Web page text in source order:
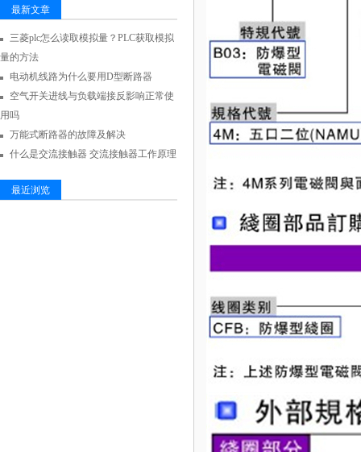
最新文章
三菱plc怎么读取模拟量？PLC获取模拟
量的方法
电动机线路为什么要用D型断路器
空气开关进线与负载端接反影响正常使
用吗
万能式断路器的故障及解决
什么是交流接触器 交流接触器工作原理
最近浏览